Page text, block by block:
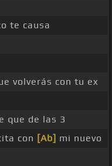
te causa
volverás con tu ex
que de las 3
con [Ab] mi nuevo